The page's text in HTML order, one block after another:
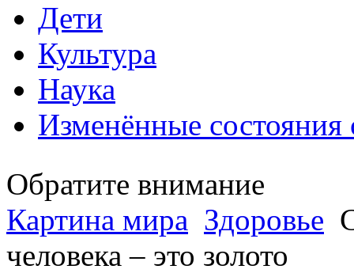
Дети
Культура
Наука
Изменённые состояния
Обратите внимание
Картина мира Здоровье
человека – это золото